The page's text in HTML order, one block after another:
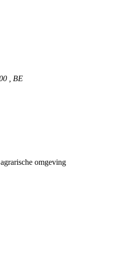
, BE
omgeving